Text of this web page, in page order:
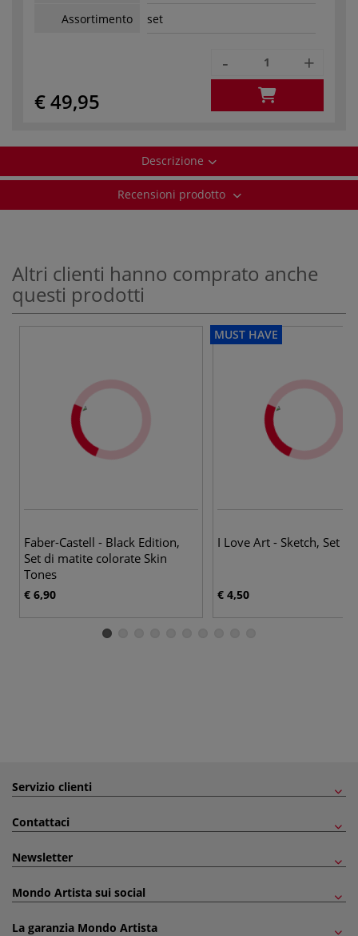
Assortimento
set
€ 49,95
- +
Descrizione
Recensioni prodotto
Altri clienti hanno comprato anche
questi prodotti
Faber-Castell - Black Edition,
Set di matite colorate Skin
Tones
€ 6,90
MUST HAVE
I Love Art - Sketch, Set
€ 4,50
Servizio clienti
Contattaci
Newsletter
Mondo Artista sui social
La garanzia Mondo Artista